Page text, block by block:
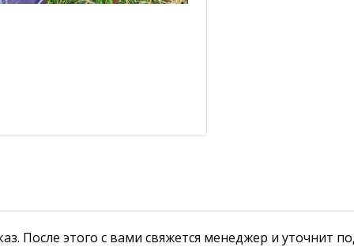
После этого с вами свяжется менеджер и уточнит